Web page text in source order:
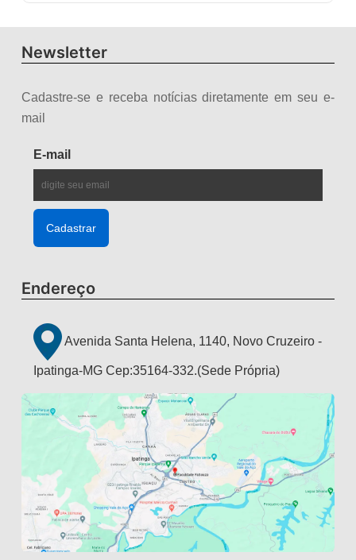
Newsletter
Cadastre-se e receba notícias diretamente em seu e-
mail
E-mail
Endereço
Avenida Santa Helena, 1140, Novo Cruzeiro -
Ipatinga-MG Cep:35164-332.(Sede Própria)